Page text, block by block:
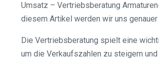
Umsatz – Vertriebsberatung
diesem Artikel werden wir uns
Die Vertriebsberatung spielt eine
um die Verkaufszahlen zu steigern